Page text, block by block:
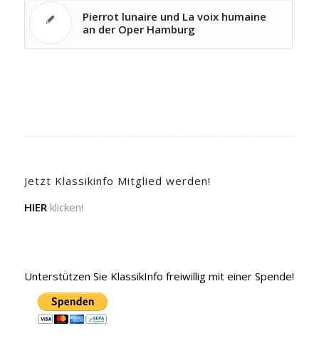
Pierrot lunaire und La voix humaine
an der Oper Hamburg
Jetzt Klassikinfo Mitglied werden!
HIER klicken!
Unterstützen Sie KlassikInfo freiwillig mit einer Spende!